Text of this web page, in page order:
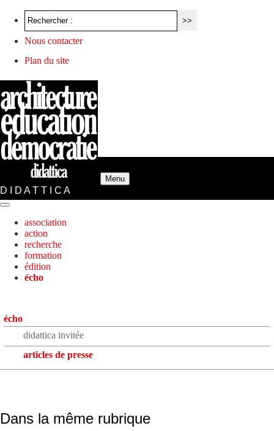
Nous contacter
Plan du site
Menu
D I D A T T I C A
association
action
recherche
formation
édition
écho
écho
didattica invitée
articles de presse
Dans la même rubrique